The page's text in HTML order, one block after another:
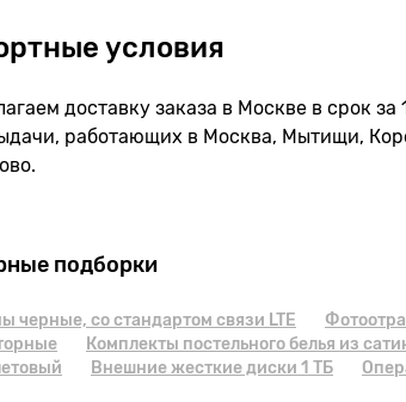
условия
доставку заказа в Москве в срок
работающих в Москва, Мытищи,
подборки
черные, cо стандартом связи LTE
Комплекты постельного белья из
Внешние жесткие диски 1 ТБ